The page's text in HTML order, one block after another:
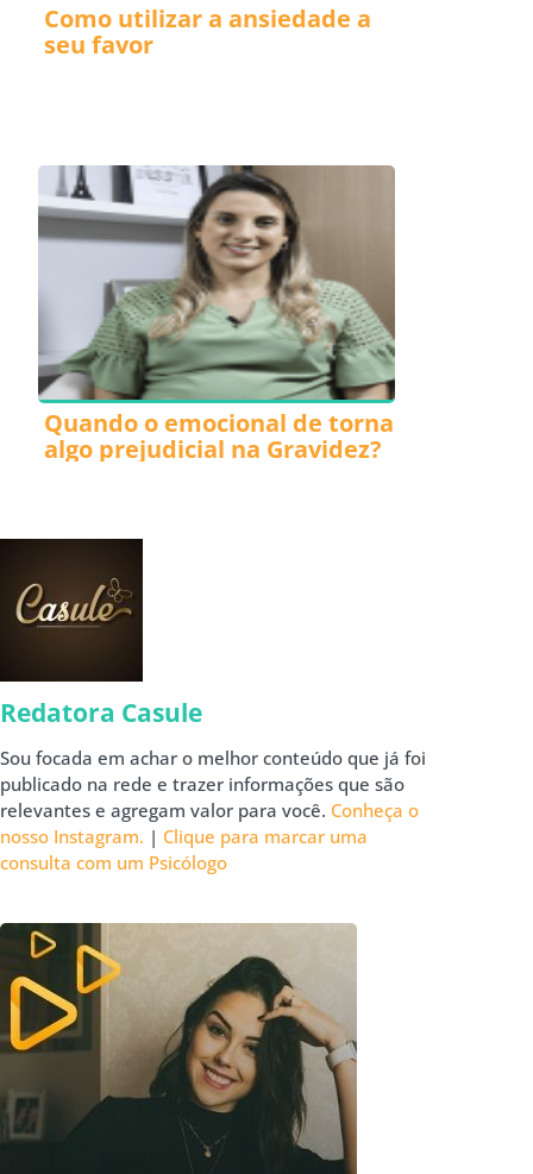
Como utilizar a ansiedade a
seu favor
Quando o emocional de torna
algo prejudicial na Gravidez?
Redatora Casule
Sou focada em achar o melhor conteúdo que já foi
publicado na rede e trazer informações que são
relevantes e agregam valor para você. Conheça o
nosso Instagram. | Clique para marcar uma
consulta com um Psicólogo